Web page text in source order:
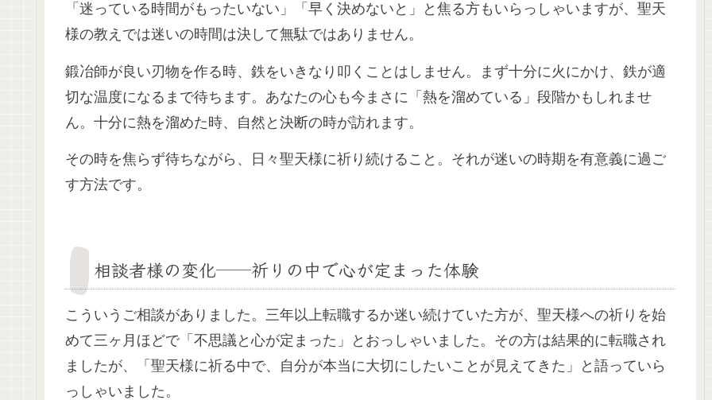
「迷っている時間がもったいない」「早く決めないと」と焦る方もいらっしゃいますが、聖天
様の教えでは迷いの時間は決して無駄ではありません。
鍛冶師が良い刃物を作る時、鉄をいきなり叩くことはしません。まず十分に火にかけ、鉄が適
切な温度になるまで待ちます。あなたの心も今まさに「熱を溜めている」段階かもしれませ
ん。十分に熱を溜めた時、自然と決断の時が訪れます。
その時を焦らず待ちながら、日々聖天様に祈り続けること。それが迷いの時期を有意義に過ご
す方法です。
相談者様の変化──祈りの中で心が定まった体験
こういうご相談がありました。三年以上転職するか迷い続けていた方が、聖天様への祈りを始
めて三ヶ月ほどで「不思議と心が定まった」とおっしゃいました。その方は結果的に転職され
ましたが、「聖天様に祈る中で、自分が本当に大切にしたいことが見えてきた」と語っていら
っしゃいました。